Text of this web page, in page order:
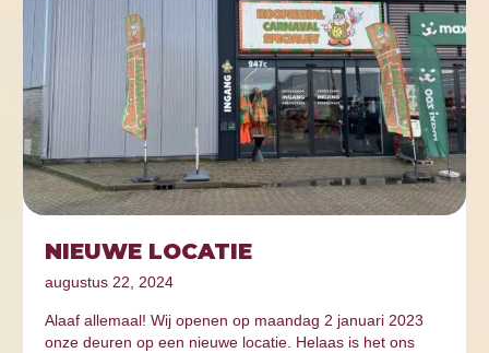
NIEUWE LOCATIE
augustus 22, 2024
Alaaf allemaal! Wij openen op maandag 2 januari 2023
onze deuren op een nieuwe locatie. Helaas is het ons